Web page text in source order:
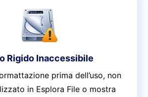
Rigido Inaccessibile
prima dell’uso, non
in Esplora File o mostra